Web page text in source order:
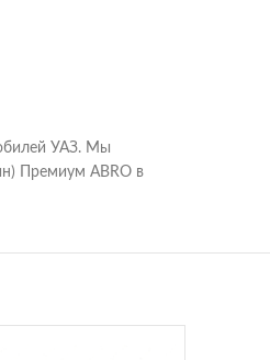
УАЗ. Мы
Премиум ABRO в